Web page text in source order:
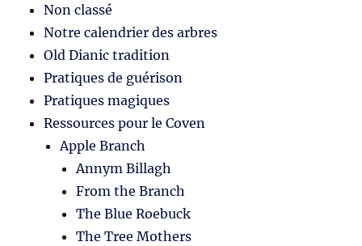
Non classé
Notre calendrier des arbres
Old Dianic tradition
Pratiques de guérison
Pratiques magiques
Ressources pour le Coven
Apple Branch
Annym Billagh
From the Branch
The Blue Roebuck
The Tree Mothers